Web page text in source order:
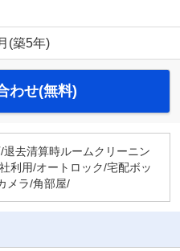
(築5年)
わせ(無料)
去清算時ルームクリーニン
利用/オートロック/宅配ボッ
メラ/角部屋/